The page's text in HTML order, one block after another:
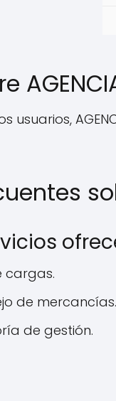
usuarios,
ofrece
cargas.
de mercancías.
de gestión.